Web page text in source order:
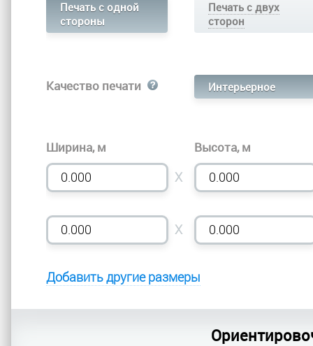
Печать с одной
стороны
Печать с двух
сторон
Качество печати Интерьерное
Ширина, м
X
Высота, м
X
Добавить другие размеры